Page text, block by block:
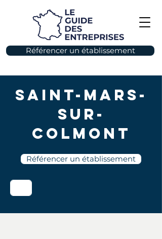
Référencer un établissement
Saint-Mars-
sur-
Colmont
Référencer un établissement